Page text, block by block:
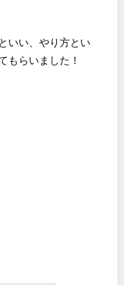
いい、やり方とい
もらいました！